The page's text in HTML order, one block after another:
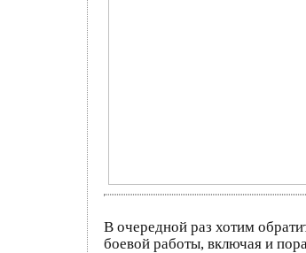
В очередной раз хотим
боевой работы, включая и